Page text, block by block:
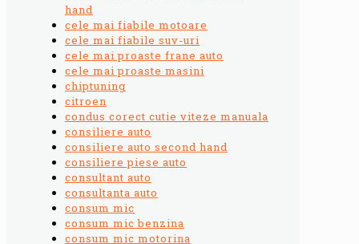
hand
cele mai fiabile motoare
cele mai fiabile suv-uri
cele mai proaste frane auto
cele mai proaste masini
chiptuning
citroen
condus corect cutie viteze manuala
consiliere auto
consiliere auto second hand
consiliere piese auto
consultant auto
consultanta auto
consum mic
consum mic benzina
consum mic motorina